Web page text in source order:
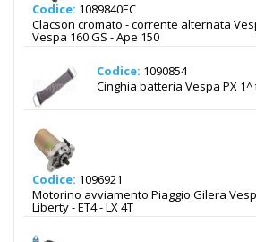
Codice: 1089840EC
Clacson cromato - corrente alternata
Vespa 160 GS - Ape 150
Codice: 1090854
Cinghia batteria Vespa PX 1^
Codice: 1096921
Motorino avviamento Piaggio Gilera
Liberty - ET4 - LX 4T